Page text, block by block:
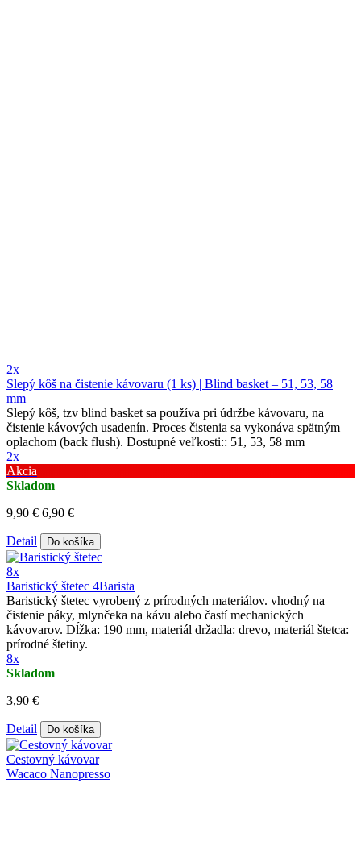
2x
Slepý kôš na čistenie kávovaru (1 ks) | Blind basket – 51, 53, 58
mm
Slepý kôš, tzv blind basket sa používa pri údržbe kávovaru, na
čistenie kávových usadenín. Proces čistenia sa vykonáva spätným
oplachom (back flush). Dostupné veľkosti:: 51, 53, 58 mm
2x
Akcia
Skladom
9,90 € 6,90 €
Detail Do košíka
8x
Baristický štetec 4Barista
Baristický štetec vyrobený z prírodných materiálov. vhodný na
čistenie páky, mlynčeka na kávu alebo častí mechanických
kávovarov. Dĺžka: 190 mm, materiál držadla: drevo, materiál štetca:
prírodné štetiny.
8x
Skladom
3,90 €
Detail Do košíka
Cestovný kávovar
Wacaco Nanopresso